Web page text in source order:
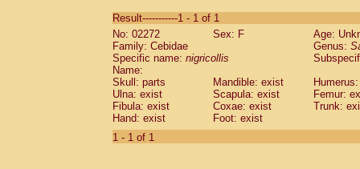
CebidaeSaguinus labiatus(0)
Cebidae Saguinus leucopus (0)
Cebidae
CebidaeSaguinus mystax
Cebidae Saguinus nigricollis (1)
Cebidae Saguinus oedipus
Cebidae Saguinus weddelli
Cebidae Saguinusspp.
Cebidae
Result-----------1 - 1 of 1
No: 02272
Sex: F
Age:
Family: Cebidae
Genus:
Specific name: nigricollis
Name:
Skull: parts
Mandible: exist
Ulna: exist
Scapula: exist
Femur:
Fibula: exist
Coxae: exist
Trunk:
Hand: exist
Foot: exist
1 - 1 of 1